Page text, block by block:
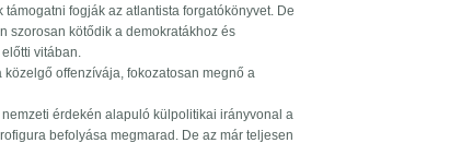
fogják az atlantista forgatókönyvet. De
szorosan kötődik a demokratákhoz és
vitában.
offenzívája, fokozatosan megnő a
érdekén alapuló külpolitikai irányvonal a
befolyása megmarad. De az már teljesen